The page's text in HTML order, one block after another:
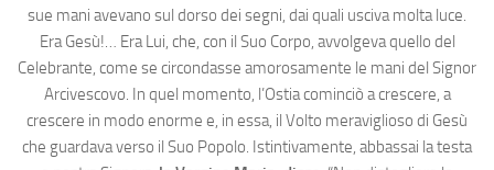
sue mani avevano sul dorso dei segni, dai quali usciva molta luce.
Era Gesù!… Era Lui, che, con il Suo Corpo, avvolgeva quello del
Celebrante, come se circondasse amorosamente le mani del Signor
Arcivescovo. In quel momento, l’Ostia cominciò a crescere, a
crescere in modo enorme e, in essa, il Volto meraviglioso di Gesù
che guardava verso il Suo Popolo. Istintivamente, abbassai la testa